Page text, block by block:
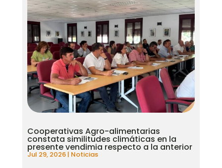
Cooperativas Agro-alimentarias
constata similitudes climáticas en la
presente vendimia respecto a la anterior
Jul 29, 2026| Noticias